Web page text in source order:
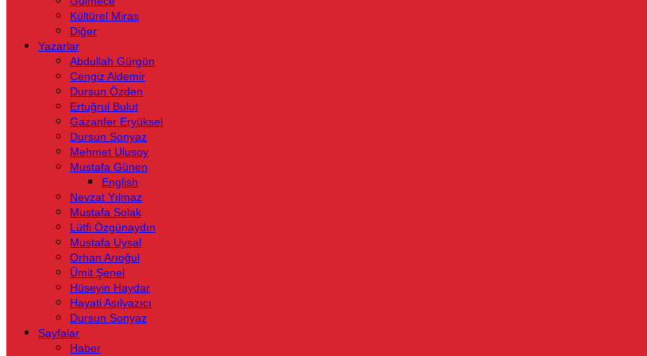
Kültürel Miras
Diğer
Yazarlar
Abdullah Gürgün
Cengiz Aldemir
Dursun Özden
Ertuğrul Bulut
Gazanfer Eryüksel
Dursun Sonyaz
Mehmet Ulusoy
Mustafa Günen
English
Nevzat Yılmaz
Mustafa Solak
Lütfi Özgünaydın
Mustafa Uysal
Orhan Arıoğul
Ümit Şenel
Hüseyin Haydar
Hayati Asılyazıcı
Dursun Sonyaz
Sayfalar
Haber